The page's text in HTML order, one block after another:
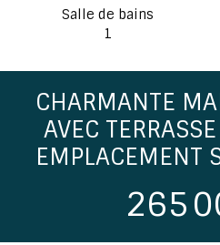
Salle de bains
1
CHARMANTE
AVEC
EMPLACEMENT
265